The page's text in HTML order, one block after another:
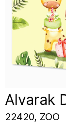
Alvarak Dárková taška TJ -
22420, ZOO